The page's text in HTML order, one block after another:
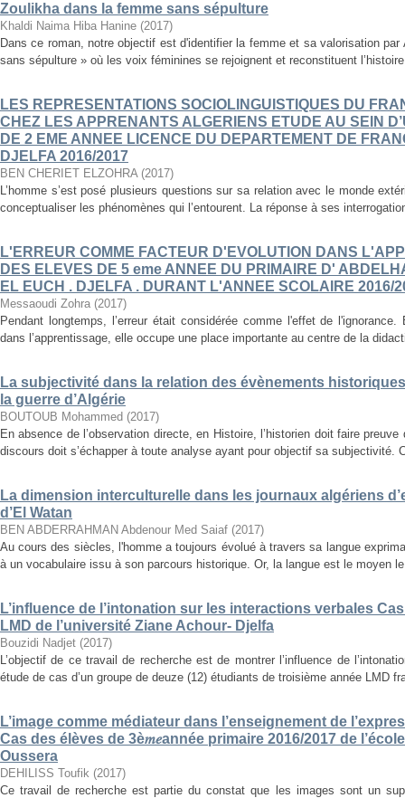
Zoulikha dans la femme sans sépulture
Khaldi Naima Hiba Hanine (2017)
Dans ce roman, notre objectif est d'identifier la femme et sa valorisation
sans sépulture » où les voix féminines se rejoignent et reconstituent
LES REPRESENTATIONS SOCIOLINGUISTIQUES DU
CHEZ LES APPRENANTS ALGERIENS ETUDE AU SEIN
DE 2 EME ANNEE LICENCE DU DEPARTEMENT DE
DJELFA 2016/2017
BEN CHERIET ELZOHRA (2017)
L’homme s’est posé plusieurs questions sur sa relation avec le monde
conceptualiser les phénomènes qui l’entourent. La réponse à ses
L'ERREUR COMME FACTEUR D'EVOLUTION DANS
DES ELEVES DE 5 eme ANNEE DU PRIMAIRE D'
EL EUCH . DJELFA . DURANT L'ANNEE SCOLAIRE 2016/
Messaoudi Zohra (2017)
Pendant longtemps, l’erreur était considérée comme l'effet de l'ignorance.
dans l’apprentissage, elle occupe une place importante au centre de la
La subjectivité dans la relation des évènements
la guerre d’Algérie
BOUTOUB Mohammed (2017)
En absence de l’observation directe, en Histoire, l’historien doit faire
discours doit s’échapper à toute analyse ayant pour objectif sa subjectivité.
La dimension interculturelle dans les journaux algériens
d’El Watan
BEN ABDERRAHMAN Abdenour Med Saiaf (2017)
Au cours des siècles, l'homme a toujours évolué à travers sa langue
à un vocabulaire issu à son parcours historique. Or, la langue est le moyen
L’influence de l’intonation sur les interactions verbales
LMD de l’université Ziane Achour- Djelfa
Bouzidi Nadjet (2017)
L’objectif de ce travail de recherche est de montrer l’influence de
étude de cas d’un groupe de deuze (12) étudiants de troisième année LMD
L’image comme médiateur dans l’enseignement de
Cas des élèves de 3è𝑚𝑒année primaire 2016/2017 de
Oussera
DEHILISS Toufik (2017)
Ce travail de recherche est partie du constat que les images sont un